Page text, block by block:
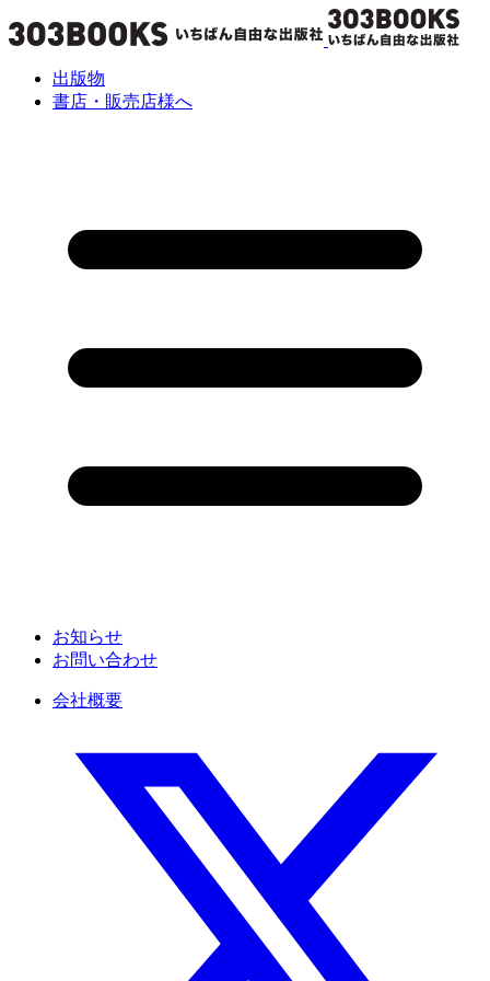
出版物
書店・販売店様へ
お知らせ
お問い合わせ
会社概要